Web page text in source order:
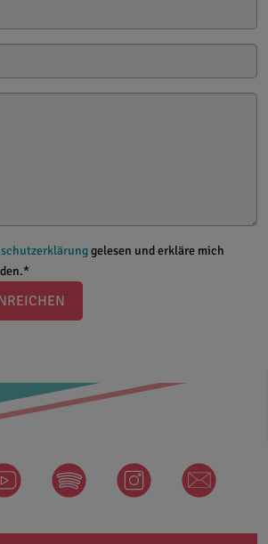
gelesen und erkläre mich
Spotify instagram newsletter